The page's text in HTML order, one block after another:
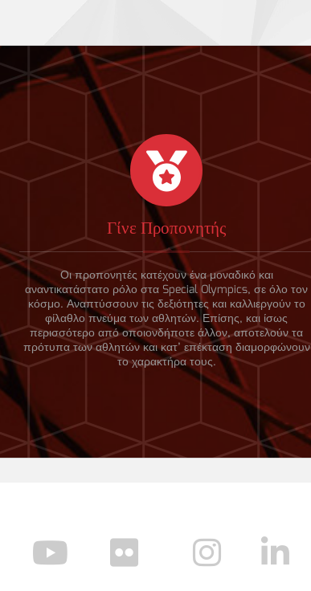
Γίνε Προπονητής
Οι προπονητές κατέχουν ένα μοναδικό και
αναντικατάστατο ρόλο στα Special Olympics, σε όλο τον
κόσμο. Αναπτύσσουν τις δεξιότητες και καλλιεργούν το
φίλαθλο πνεύμα των αθλητών. Επίσης, και ίσως
περισσότερο από οποιονδήποτε άλλον, αποτελούν τα
πρότυπα των αθλητών και κατ’ επέκταση διαμορφώνουν
το χαρακτήρα τους.